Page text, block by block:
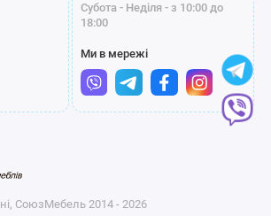
Субота - Неділя - з 10:00 до
18:00
Ми в мережі
СоюзМебель 2014 - 2026